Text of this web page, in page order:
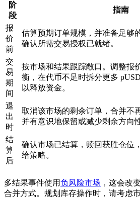
阶
段
指南
报
价
前
估算预期订单规模，并准备足够
确认所需交易授权已就绪。
交
易
期
间
按市场和结果跟踪敞口。调整报
衡，在代币不足时拆分更多
以释放资金。
退
出
时
取消该市场的剩余订单，合并不
并有意识地保留或减少剩余方向
结
算
后
确认市场已结算，赎回获胜仓位
给策略。
多结果事件使用负风险市场 ，这会改
合并方式。规划库存操作时，请考虑市